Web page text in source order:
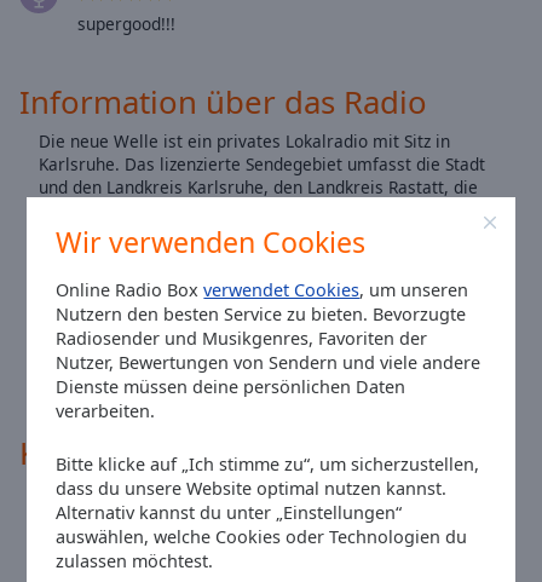
Wir verwenden Cookies
Online Radio Boxverwendet Cookies, um unseren
Nutzern den besten Service zu bieten. Bevorzugte
Radiosender und Musikgenres, Favoriten der
Nutzer, Bewertungen von Sendern und viele andere
Dienste müssen deine persönlichen Daten
verarbeiten.
Bitte klicke auf „Ich stimme zu“, um sicherzustellen,
dass du unsere Website optimal nutzen kannst.
Alternativ kannst du unter „Einstellungen“
auswählen, welche Cookies oder Technologien du
zulassen möchtest.
Dialog
End
dialog
window.
supergood!!!
Information über das Radio
Die neue Welle ist ein privates Lokalradio mit Sitz in
Karlsruhe. Das lizenzierte Sendegebiet umfasst die Stadt
und den Landkreis Karlsruhe, den Landkreis Rastatt, die
Freudenstadt, Calw und den Enzkreis. Das Programm im
Format Adult Contemporary richtet sich an Hörer von 29
bis 49 Jahren. Der Claim lautet: „Der beste Musikmix aus
vier Jahrzehnten.“ Der Sender bietet regionalisierte
Nachrichtensendungen für Karlsruhe, Rastatt/Baden-
Baden, Pforzheim/Enzkreis, Freudenstadt/Horb sowie
überregionale Nachrichten für Baden-Württemberg
(DAB+).
Kontakte
Adresse:
Philipp-Reis-Straße 3 76137 Karlsruhe
Telefon:
+0721 2016 300